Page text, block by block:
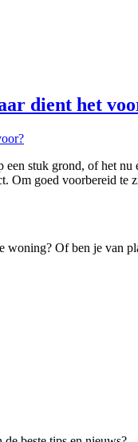
dient het
stuk grond, of het
Om goed voorbereid
woning? Of ben je van